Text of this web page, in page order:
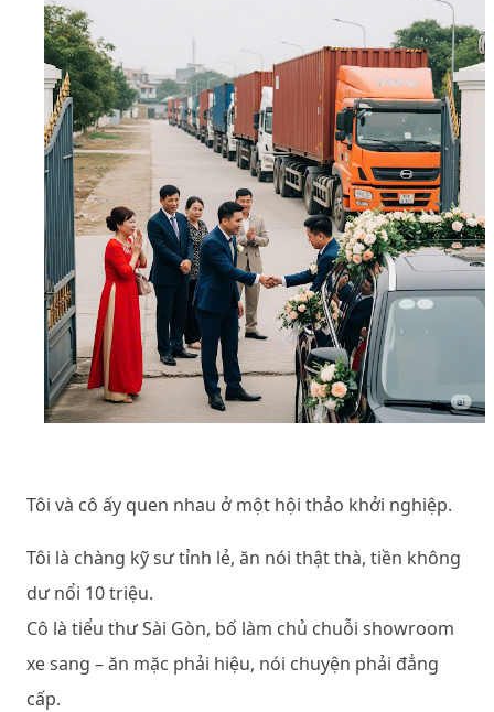
Tôi và cô ấy quen nhau ở một hội thảo khởi nghiệp.
Tôi là chàng kỹ sư tỉnh lẻ, ăn nói thật thà, tiền không
dư nổi 10 triệu.
Cô là tiểu thư Sài Gòn, bố làm chủ chuỗi showroom
xe sang – ăn mặc phải hiệu, nói chuyện phải đẳng
cấp.